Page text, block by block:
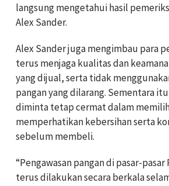
langsung mengetahui hasil
Alex Sander.
Alex Sander juga mengimbau para
terus menjaga kualitas dan
yang dijual, serta tidak
pangan yang dilarang. Sementara
diminta tetap cermat dalam
memperhatikan kebersihan serta
sebelum membeli.
“Pengawasan pangan di pasar-pasar
terus dilakukan secara berkala